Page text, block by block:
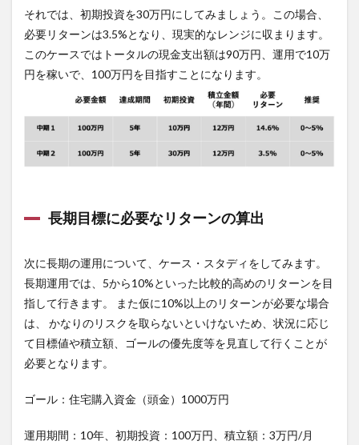
それでは、初期投資を30万円にしてみましょう。この場合、
必要リターンは3.5%となり、現実的なレンジに収まります。
このケースではトータルの現金支出額は90万円、運用で10万
円を稼いで、100万円を目指すことになります。
長期目標に必要なリターンの算出
次に長期の運用について、ケース・スタディをしてみます。
長期運用では、5から10%といった比較的高めのリターンを目
指して行きます。 また仮に10%以上のリターンが必要な場合
は、 かなりのリスクを取らないといけないため、状況に応じ
て目標値や積立額、ゴールの優先度等を見直して行くことが
必要となります。
ゴール：住宅購入資金（頭金）1000万円
運用期間：10年、初期投資：100万円、積立額：3万円/月